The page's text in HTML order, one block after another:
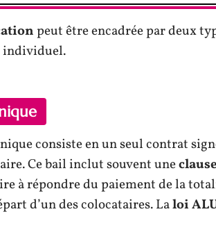
peut être encadrée par deux
individuel.
consiste en un seul contrat
Ce bail inclut souvent une
à répondre du paiement de la
d’un des colocataires. Laloi